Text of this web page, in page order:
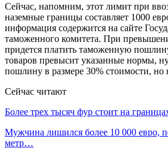
Сейчас, напомним, этот лимит при
наземные границы составляет 1000
информация содержится на сайте
таможенного комитета. При
придется платить таможенную
товаров превысит указанные нормы,
пошлину в размере 30% стоимости, но
Сейчас читают
Более трех тысяч фур стоит на
Мужчина лишился более 10 000 евро,
метр…